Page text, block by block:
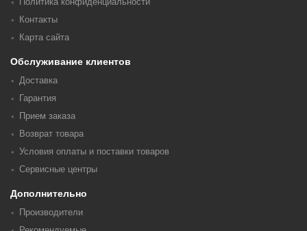
Контакты
Карта сайта
Обслуживание клиентов
Доставка
Гарантия
Прием заказа
Возврат товара
Условия оплаты и поставки товаров
Сервисные центры
Дополнительно
Производители